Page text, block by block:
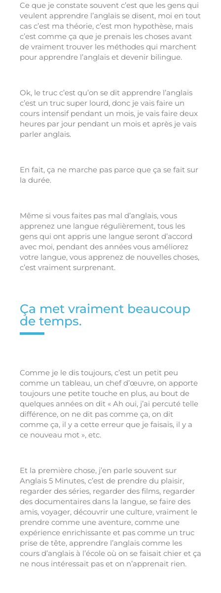
Ce que je constate souvent c’est que les gens qui
veulent apprendre l’anglais se disent, moi en tout
cas c’est ma théorie, c’est mon hypothèse, mais
c’est comme ça que je prenais les choses avant
de vraiment trouver les méthodes qui marchent
pour apprendre l’anglais et devenir bilingue.
Ok, le truc c’est qu’on se dit apprendre l’anglais
c’est un truc super lourd, donc je vais faire un
cours intensif pendant un mois, je vais faire deux
heures par jour pendant un mois et après je vais
parler anglais.
En fait, ça ne marche pas parce que ça se fait sur
la durée.
Même si vous faites pas mal d’anglais, vous
apprenez une langue régulièrement, tous les
gens qui ont appris une langue seront d’accord
avec moi, pendant des années vous améliorez
votre langue, vous apprenez de nouvelles choses,
c’est vraiment surprenant.
Ça met vraiment beaucoup
de temps.
Comme je le dis toujours, c’est un petit peu
comme un tableau, un chef d’œuvre, on apporte
toujours une petite touche en plus, au bout de
quelques années on dit « Ah oui, j’ai percuté telle
différence, on ne dit pas comme ça, on dit
comme ça, il y a cette erreur que je faisais, il y a
ce nouveau mot », etc.
Et la première chose, j’en parle souvent sur
Anglais 5 Minutes, c’est de prendre du plaisir,
regarder des séries, regarder des films, regarder
des documentaires dans la langue, se faire des
amis, voyager, découvrir une culture, vraiment le
prendre comme une aventure, comme une
expérience enrichissante et pas comme un truc
prise de tête, apprendre l’anglais comme les
cours d’anglais à l’école où on se faisait chier et ça
ne nous intéressait pas et on n’apprenait rien.